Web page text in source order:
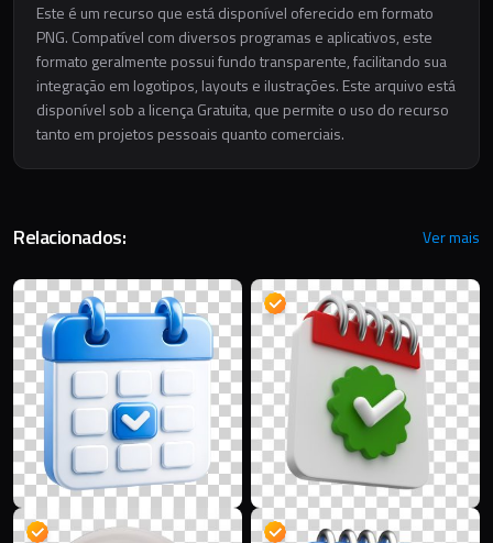
Este é um recurso que está disponível oferecido em formato
PNG. Compatível com diversos programas e aplicativos, este
formato geralmente possui fundo transparente, facilitando sua
integração em logotipos, layouts e ilustrações. Este arquivo está
disponível sob a licença Gratuita, que permite o uso do recurso
tanto em projetos pessoais quanto comerciais.
Relacionados: Ver mais